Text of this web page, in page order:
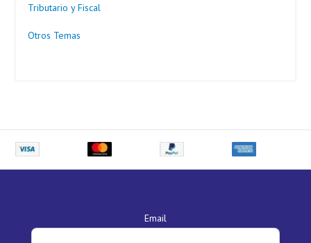
Tributario y Fiscal
Otros Temas
Email